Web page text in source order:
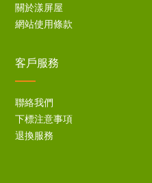
關於漾屏屋
網站使用條款
客戶服務
聯絡我們
下標注意事項
退換服務